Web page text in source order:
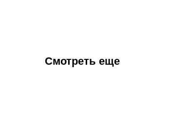
Смотреть еще